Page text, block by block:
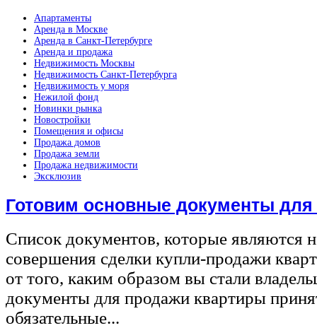
Апартаменты
Аренда в Москве
Аренда в Санкт-Петербурге
Аренда и продажа
Недвижимость Москвы
Недвижимость Санкт-Петербурга
Недвижимость у моря
Нежилой фонд
Новинки рынка
Новостройки
Помещения и офисы
Продажа домов
Продажа земли
Продажа недвижимости
Эксклюзив
Готовим основные документы
Список документов, которые являются
совершения сделки купли-продажи
от того, каким образом вы стали
документы для продажи квартиры
обязательные...